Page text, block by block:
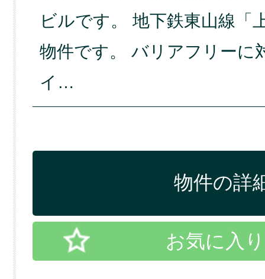
ビルです。 地下鉄東山線「
物件です。 バリアフリーに
イ…
物件の詳
お気に入